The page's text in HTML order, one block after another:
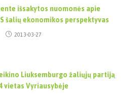
išsakytos nuomonės apie
šalių ekonomikos perspektyvas
2013-03-27
Liuksemburgo žaliųjų partiją
vietas Vyriausybėje